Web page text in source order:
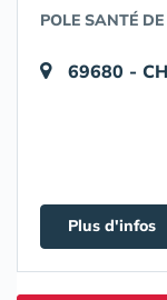
POLE SANTÉ
69680 -
Plus d'infos